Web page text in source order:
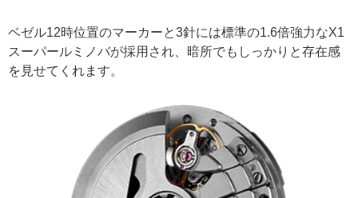
ベゼル12時位置のマーカーと3針には標準の1.6倍強力なX1
スーパールミノバが採用され、暗所でもしっかりと存在感
を見せてくれます。